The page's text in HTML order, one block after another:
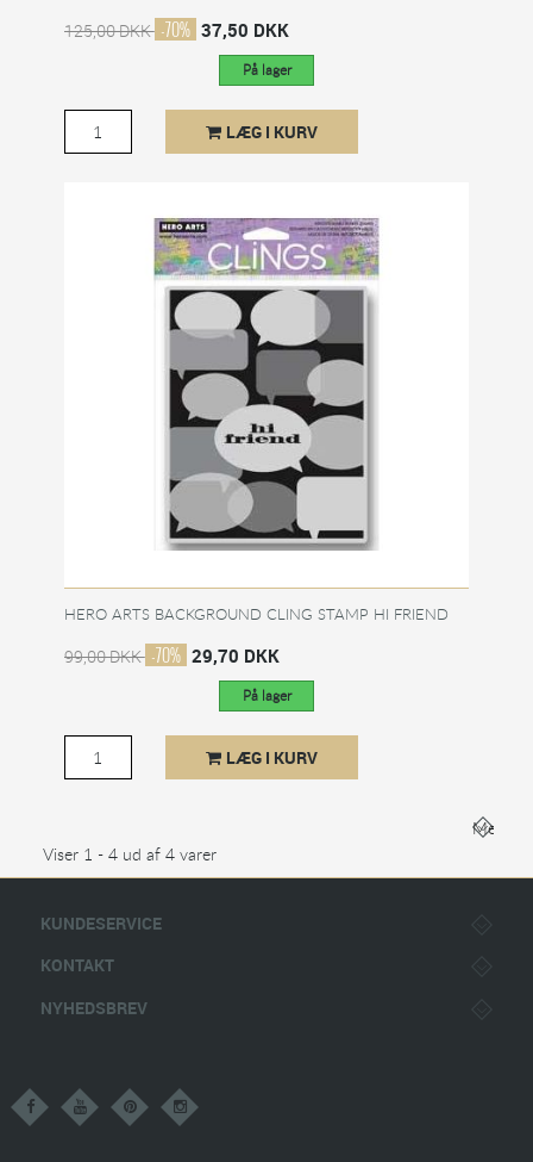
Mere
125,00 DKK -70% 37,50 DKK
På lager
LÆG I KURV
HERO ARTS BACKGROUND CLING STAMP HI FRIEND
99,00 DKK -70% 29,70 DKK
På lager
LÆG I KURV
Viser 1 - 4 ud af 4 varer
KUNDESERVICE
KONTAKT
NYHEDSBREV